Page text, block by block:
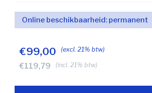
Online beschikbaarheid: permanent
€99,00 (excl. 21% btw)
€119,79 (incl. 21% btw)